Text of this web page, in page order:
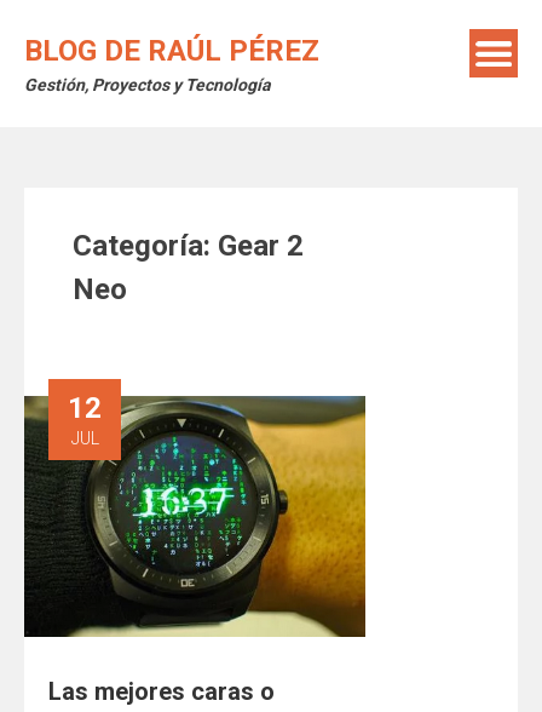
BLOG DE RAÚL PÉREZ
Gestión, Proyectos y Tecnología
Categoría: Gear 2
Neo
12
JUL
Las mejores caras o